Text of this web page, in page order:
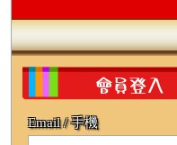
Email / 手機